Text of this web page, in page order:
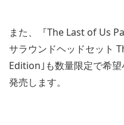
また、『The Last of Us
サラウンドヘッドセット
Edition｣も数量限定で希
発売します。